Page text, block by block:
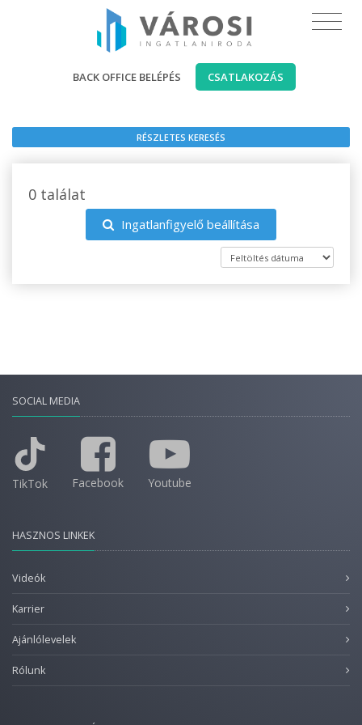
BACK OFFICE BELÉPÉS CSATLAKOZÁS
RÉSZLETES KERESÉS
0 találat
Ingatlanfigyelő beállítása
SOCIAL MEDIA
TikTok Facebook Youtube
HASZNOS LINKEK
Videók
Karrier
Ajánlólevelek
Rólunk